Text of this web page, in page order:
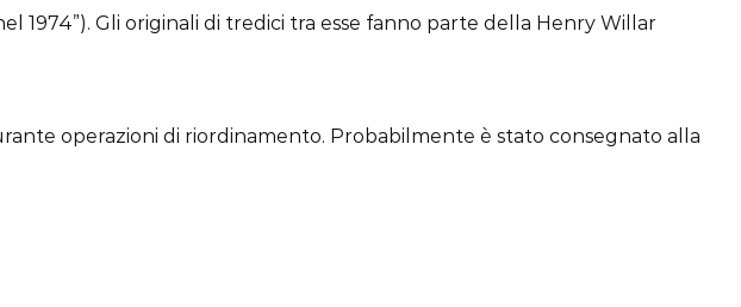
1974”). Gli originali di tredici tra esse fanno parte della Henry Willar
operazioni di riordinamento. Probabilmente è stato consegnato alla